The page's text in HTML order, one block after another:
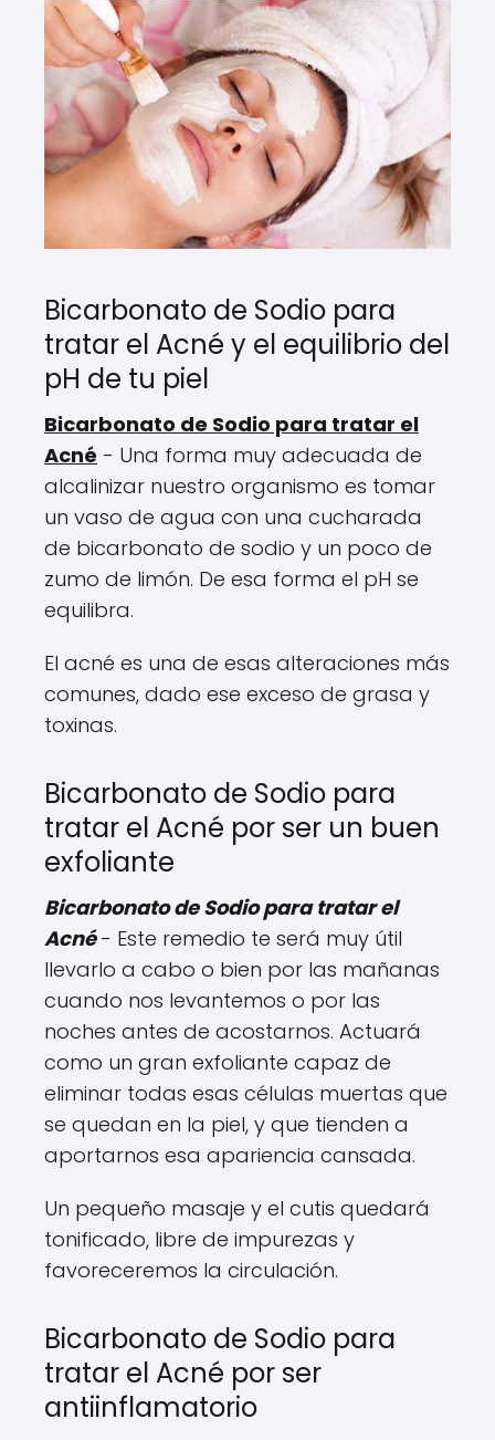
Bicarbonato de Sodio para
tratar el Acné y el equilibrio del
pH de tu piel
Bicarbonato de Sodio para tratar el
Acné - Una forma muy adecuada de
alcalinizar nuestro organismo es tomar
un vaso de agua con una cucharada
de bicarbonato de sodio y un poco de
zumo de limón. De esa forma el pH se
equilibra.
El acné es una de esas alteraciones más
comunes, dado ese exceso de grasa y
toxinas.
Bicarbonato de Sodio para
tratar el Acné por ser un buen
exfoliante
Bicarbonato de Sodio para tratar el
Acné - Este remedio te será muy útil
llevarlo a cabo o bien por las mañanas
cuando nos levantemos o por las
noches antes de acostarnos. Actuará
como un gran exfoliante capaz de
eliminar todas esas células muertas que
se quedan en la piel, y que tienden a
aportarnos esa apariencia cansada.
Un pequeño masaje y el cutis quedará
tonificado, libre de impurezas y
favoreceremos la circulación.
Bicarbonato de Sodio para
tratar el Acné por ser
antiinflamatorio